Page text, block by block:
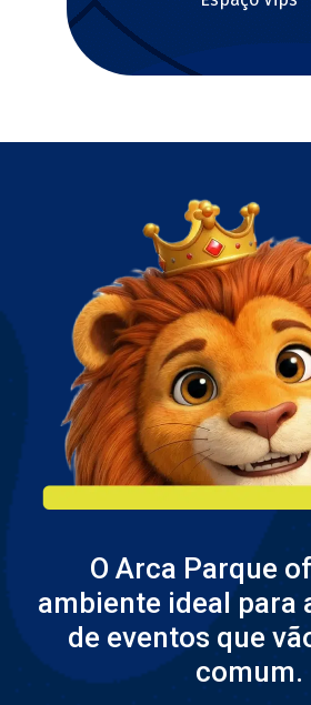
O Arca Parque
ambiente ideal para
de eventos que
comum.